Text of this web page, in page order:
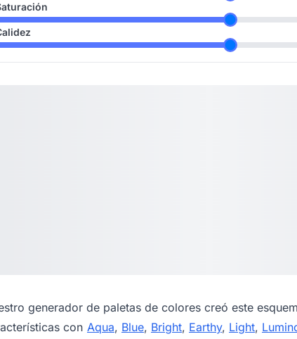
generador de paletas de colores creó este
con Aqua, Blue, Bright, Earthy, Light,